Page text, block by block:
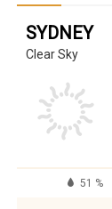
SYDNEY
Clear Sky
51 %